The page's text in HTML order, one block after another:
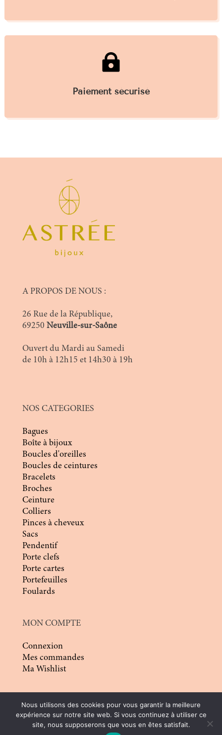

Paiement sécurisé
A PROPOS DE NOUS :
26 Rue de la République,
69250 Neuville-sur-Saône
Ouvert du Mardi au Samedi
de 10h à 12h15 et 14h30 à 19h
NOS CATEGORIES
Bagues
Boîte à bijoux
Boucles d'oreilles
Boucles de ceintures
Bracelets
Broches
Ceinture
Colliers
Pinces à cheveux
Sacs
Pendentif
Porte clefs
Porte cartes
Portefeuilles
Foulards
MON COMPTE
Connexion
Mes commandes
Ma Wishlist
© 2026 | Conception : Pommier Franck WD
Nous utilisons des cookies pour vous garantir la meilleure
expérience sur notre site web. Si vous continuez à utiliser ce
site, nous supposerons que vous en êtes satisfait.